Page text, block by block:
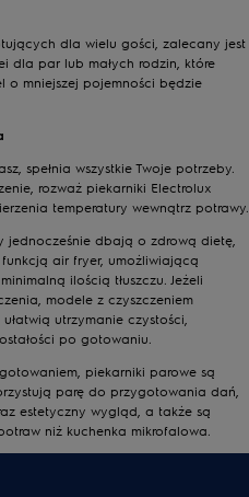
dla wielu gości, zalecany jest
dla par lub małych rodzin, które
o mniejszej pojemności będzie
spełnia wszystkie Twoje potrzeby.
rozważ piekarniki Electrolux
temperatury wewnątrz potrawy.
jednocześnie dbają o zdrową dietę,
air fryer, umożliwiającą
ilością tłuszczu. Jeżeli
modele z czyszczeniem
utrzymanie czystości,
po gotowaniu.
piekarniki parowe są
parę do przygotowania dań,
estetyczny wygląd, a także są
niż kuchenka mikrofalowa.